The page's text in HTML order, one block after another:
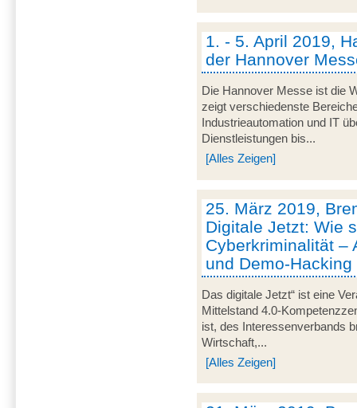
1. - 5. April 2019,
der Hannover
Die Hannover Messe ist die
zeigt verschiedenste
Industrieautomation und IT
Dienstleistungen bis...
[Alles Zeigen]
25. März 2019,
Digitale Jetzt: Wie
Cyberkriminalität –
und Demo-Hacking
Das digitale Jetzt“ ist eine
Mittelstand 4.0-
ist, des Interessenverbands
Wirtschaft,...
[Alles Zeigen]